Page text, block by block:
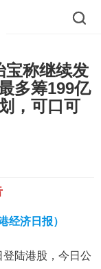
宝称继续发
多筹199亿
，可口可
经济日报）
陆港股，今日公